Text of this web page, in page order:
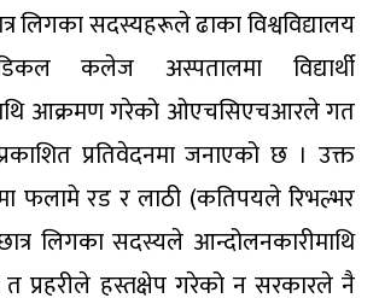
लिगका सदस्यहरूले ढाका विश्वविद्यालय
कलेज अस्पतालमा विद्यार्थी
आक्रमण गरेको ओएचसिएचआरले गत
प्रतिवेदनमा जनाएको छ । उक्त
फलामे रड र लाठी (कतिपयले रिभल्भर
लिगका सदस्यले आन्दोलनकारीमाथि
प्रहरीले हस्तक्षेप गरेको न सरकारले नै